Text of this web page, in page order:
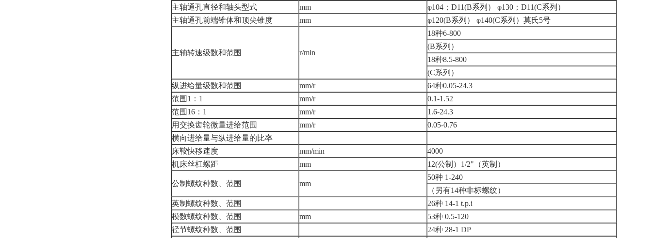
主轴通孔直径和轴头型式
mm
φ104；D11(B系列） φ130；D11(C系列）
主轴通孔前端锥体和顶尖锥度
mm φ120(B系列） φ140(C系列）莫氏5号
主轴转速级数和范围 r/min
18种6-800
(B系列）
18种8.5-800
(C系列）
纵进给量级数和范围
mm/r
64种0.05-24.3
范围1：1
mm/r
0.1-1.52
范围16：1
mm/r
1.6-24.3
用交换齿轮微量进给范围
mm/r
0.05-0.76
横向进给量与纵进给量的比率
床鞍快移速度
mm/min
4000
机床丝杠螺距
mm 12(公制）1/2"（英制）
公制螺纹种数、范围 mm
50种 1-240
（另有14种非标螺纹）
英制螺纹种数、范围
26种 14-1 t.p.i
模数螺纹种数、范围
mm
53种 0.5-120
径节螺纹种数、范围
24种 28-1 DP